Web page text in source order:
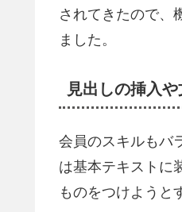
されてきたので、
ました。
見出しの挿入
会員のスキルもバ
は基本テキストに
ものをつけようと